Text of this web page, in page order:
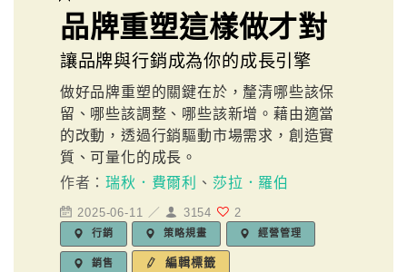
品牌重塑這樣做才對
讓品牌與行銷成為你的成長引擎
做好品牌重塑的關鍵在於，釐清哪些該保
留、哪些該調整、哪些該新增。藉由適當
的改動，透過行銷驅動市場需求，創造實
質、可量化的成長。
作者：瑞秋．費爾利 、 莎拉．羅伯
2025-06-11 ／ 3154 2
行銷 策略規畫 經營管理
銷售 編輯標籤